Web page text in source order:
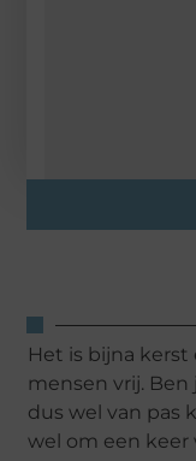
Het is bijna
mensen vrij.
dus wel van pas
wel om een keer